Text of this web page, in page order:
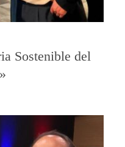
Sostenible del